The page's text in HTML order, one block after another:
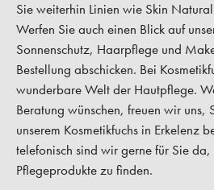
Sie weiterhin Linien wie Skin
Werfen Sie auch einen Blick auf
Sonnenschutz, Haarpflege und
Bestellung abschicken. Bei
wunderbare Welt der Hautpflege.
Beratung wünschen, freuen wir uns,
unserem Kosmetikfuchs in Erkelenz
telefonisch sind wir gerne für Sie
Pflegeprodukte zu finden.